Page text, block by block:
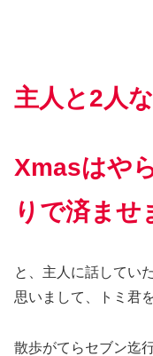
主人と2人な
Xmasはや
りで済ませ
と、主人に話してい
思いまして、トミ君
散歩がてらセブン迄